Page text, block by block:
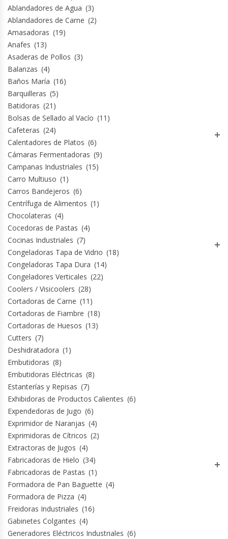
Planchas Churrasqueras
Procesadoras De Alimentos
Puntos De Venta
Rallador De Pan
Ralladoras De Queso
Rebanadoras De Pan De Molde
Refrigeradores Industriales
Repuestos Hornos Turbos
Revolvedoras De Masas
Roller Hot Dog
Salseras
Selladoras
Selladoras Al Vacío
Shawarmas
Sin Categoría
Sobadoras
Sushi Case
Tostadoras De Pan
Vitrinas Carniceras
Ablandadores de Agua (3)
Ablandadores de Carne (2)
Amasadoras (19)
Anafes (13)
Asaderas de Pollos (3)
Balanzas (4)
Baños María (16)
Barquilleras (5)
Batidoras (21)
Bolsas de Sellado al Vacío (11)
Cafeteras (24)
Calentadores de Platos (6)
Cámaras Fermentadoras (9)
Campanas Industriales (15)
Carro Multiuso (1)
Carros Bandejeros (6)
Centrífuga de Alimentos (1)
Chocolateras (4)
Cocedoras de Pastas (4)
Cocinas Industriales (7)
Congeladoras Tapa de Vidrio (18)
Congeladoras Tapa Dura (14)
Congeladores Verticales (22)
Coolers / Visicoolers (28)
Cortadoras de Carne (11)
Cortadoras de Fiambre (18)
Cortadoras de Huesos (13)
Cutters (7)
Deshidratadora (1)
Embutidoras (8)
Embutidoras Eléctricas (8)
Estanterías y Repisas (7)
Exhibidoras de Productos Calientes (6)
Expendedoras de Jugo (6)
Exprimidor de Naranjas (4)
Exprimidoras de Cítricos (2)
Extractoras de Jugos (4)
Fabricadoras de Hielo (34)
Fabricadoras de Pastas (1)
Formadora de Pan Baguette (4)
Formadora de Pizza (4)
Freidoras Industriales (16)
Gabinetes Colgantes (4)
Generadores Eléctricos Industriales (6)